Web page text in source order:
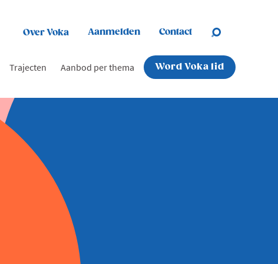
Over Voka Aanmelden Contact
Trajecten Aanbod per thema Word Voka lid